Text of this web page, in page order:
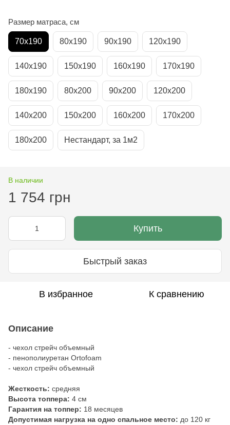
Размер матраса, см
70х190 80х190 90х190 120х190
140х190 150х190 160х190 170х190
180х190 80х200 90х200 120х200
140х200 150х200 160х200 170х200
180х200 Нестандарт, за 1м2
В наличии
1 754 грн
Купить
Быстрый заказ
В избранное К сравнению
Описание
- чехол стрейч объемный
- пенополиуретан Ortofoam
- чехол стрейч объемный
Жесткость: средняя
Высота топпера: 4 см
Гарантия на топпер: 18 месяцев
Допустимая нагрузка на одно спальное место: до 120 кг